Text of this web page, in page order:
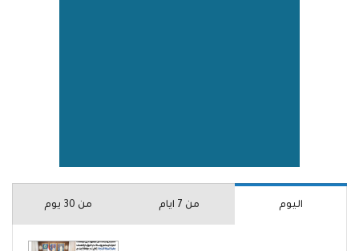
اليوم من 7 ايام من 30 يوم